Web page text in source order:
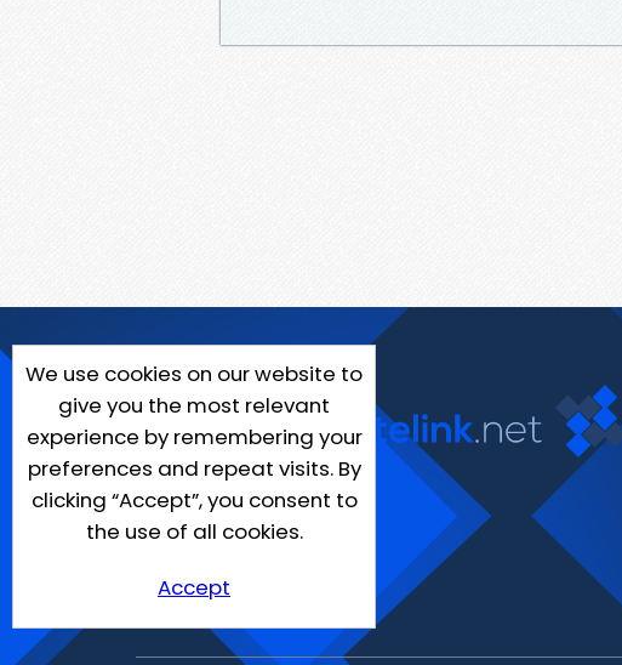
We use cookies on our website to
give you the most relevant
experience by remembering your
preferences and repeat visits. By
clicking “Accept”, you consent to
the use of all cookies.
Accept